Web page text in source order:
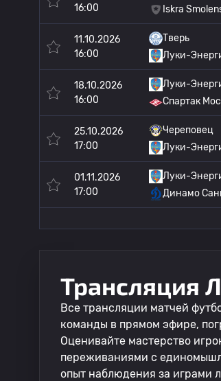
16:00
Iskra
11.10.2026
16:00
Тверь
Луки-
18.10.2026
16:00
Луки-
Спартак
25.10.2026
17:00
Череповец
Луки-
01.11.2026
17:00
Луки-
Динамо
Трансляция
Все трансляции матчей
команды в прямом эфире,
Оценивайте мастерство
переживаниями с
опыт наблюдения за играми